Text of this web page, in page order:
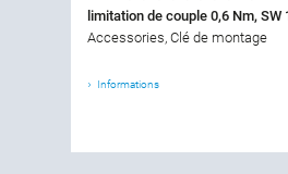
limitation de couple 0,6 Nm, SW
Accessories, Clé de montage
Informations